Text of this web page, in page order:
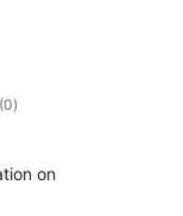
(0total
de
)
on